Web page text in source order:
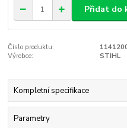
Přidat do
Číslo produktu:
Výrobce:
STIHL
Kompletní specifikace
Parametry